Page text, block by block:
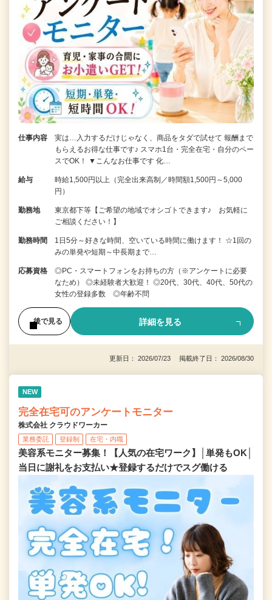
仕事内容
実は…入力するだけじゃなく、商品をタダで試せて 報酬まで
もらえるお得な仕事です♪ スマホ1台・完全在宅・自分のペー
スでOK！ ▼こんなお仕事です 化…
給与
時給1,500円以上（完全出来高制／時間額1,500円～5,000
円）
勤務地
東京都下等【ご希望の地域でオシゴトできます♪ お気軽に
ご相談ください！】
勤務時間
1日5分～好きな時間、空いている時間に働けます！ ☆1回の
みの単発や短期～中長期まで…
応募資格
◎PC・スマートフォンをお持ちの方（※アンケートに必要
なため） ◎未経験者大歓迎！ ◎20代、30代、40代、50代の
女性の登録多数 ◎年齢不問
後で見る 詳細を見る
更新日： 2026/07/23 掲載終了日： 2026/08/30
NEW
完全在宅可のアンケートモニター
株式会社 クラウドワーカー
業務委託 登録制 在宅・内職
美容系モニター募集！【人気の在宅ワーク】│単発もOK│
当日に謝礼をお支払い★登録するだけでスグ働ける